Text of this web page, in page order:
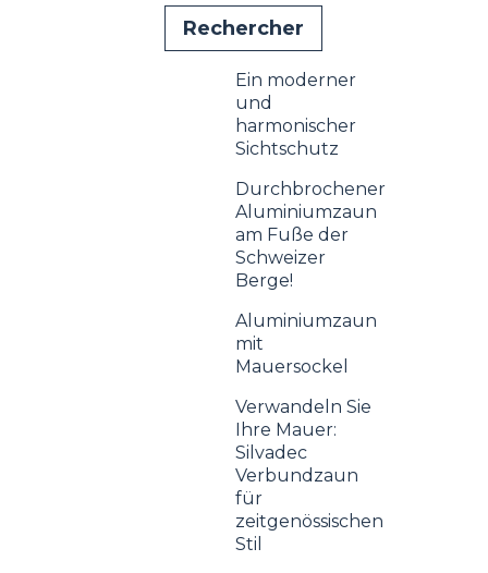
Ein moderner
und
harmonischer
Sichtschutz
Durchbrochener
Aluminiumzaun
am Fuße der
Schweizer
Berge!
Aluminiumzaun
mit
Mauersockel
Verwandeln Sie
Ihre Mauer:
Silvadec
Verbundzaun
für
zeitgenössischen
Stil